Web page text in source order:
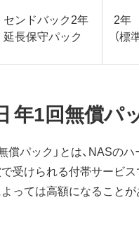
センドバック2年
延長保守パック
2年
（標
年1回無償パ
償パック」とは、NASの
受けられる付帯サービス
っては高額になること